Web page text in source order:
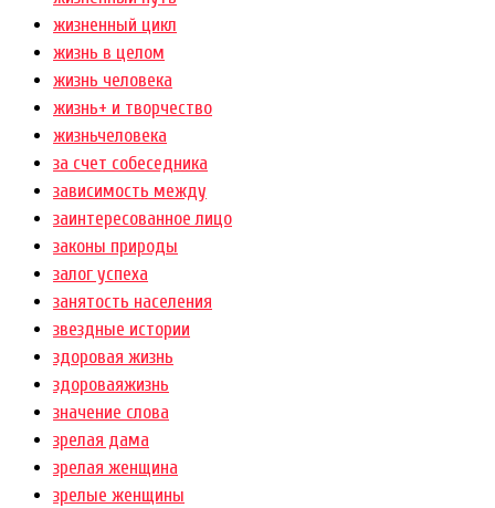
жизненный цикл
жизнь в целом
жизнь человека
жизнь+ и творчество
жизньчеловека
за счет собеседника
зависимость между
заинтересованное лицо
законы природы
залог успеха
занятость населения
звездные истории
здоровая жизнь
здороваяжизнь
значение слова
зрелая дама
зрелая женщина
зрелые женщины